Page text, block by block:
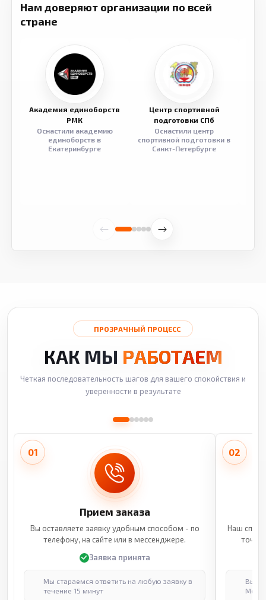
Нам доверяют организации по всей
стране
Академия единоборств
РМК
Оснастили академию
единоборств в
Екатеринбурге
Центр спортивной
подготовки СПб
Оснастили центр
спортивной подготовки в
Санкт-Петербурге
ПРОЗРАЧНЫЙ ПРОЦЕСС
КАК МЫ РАБОТАЕМ
Четкая последовательность шагов для вашего спокойствия и
уверенности в результате
01
Прием заказа
Вы оставляете заявку удобным способом - по
телефону, на сайте или в мессенджере.
Заявка принята
Мы стараемся ответить на любую заявку в
течение 15 минут
02
Наш